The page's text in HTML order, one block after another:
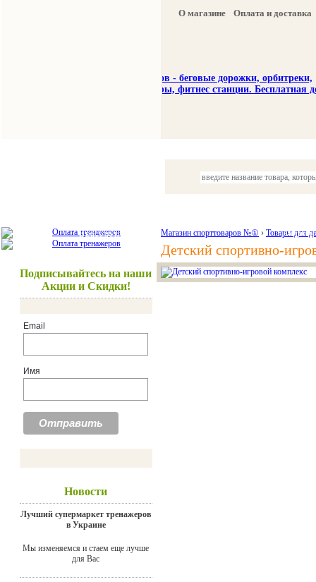
О магазине Оплата и доставка
Красота и здоровье Акции и
Подписывайтесь на наши
Акции и Скидки!
Email
Имя
Новости
Лучший супермаркет тренажеров
в Украине
Мы изменяемся и стаем еще лучше
для Вас
Магазин спорттоваров №① › Товары для
Детский спортивно-